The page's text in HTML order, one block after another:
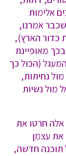
אלימות
אמרנו,
כדור הארץ),
מאופיינת
(הכול כך
נחיתות,
מול נשיות
אלה חרטו את
את עצמן
תוכנה חדשה,